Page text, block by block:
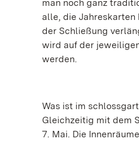
man noch ganz
alle, die
der Schließung
wird auf der
werden.
Was ist im
Gleichzeitig mit dem
7. Mai. Die